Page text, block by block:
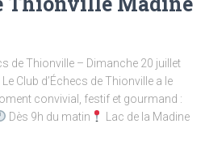
de Thionville – Dimanche 20 juillet
Le Club d’Échecs de Thionville a le
convivial, festif et gourmand :
Dès 9h du matin
Lac de la Madine